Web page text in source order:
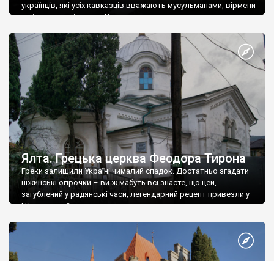
українців, які усіх кавказців вважають мусульманами, вірмени
є відданими вірянами Христа
Ялта. Грецька церква Феодора Тирона
Греки залишили Україні чималий спадок. Достатньо згадати
ніжинські огірочки – ви ж мабуть всі знаєте, що цей,
загублений у радянські часи, легендарний рецепт привезли у
Ніжин греки?